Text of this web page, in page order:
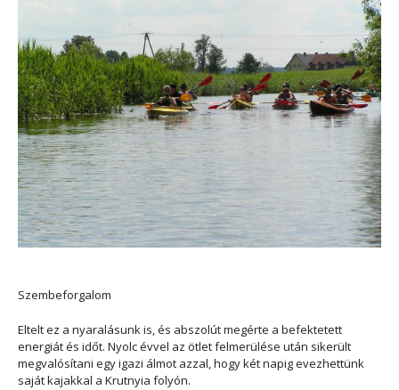
Szembeforgalom
Eltelt ez a nyaralásunk is, és abszolút megérte a befektetett
energiát és időt. Nyolc évvel az ötlet felmerülése után sikerült
megvalósítani egy igazi álmot azzal, hogy két napig evezhettünk
saját kajakkal a Krutnyia folyón.